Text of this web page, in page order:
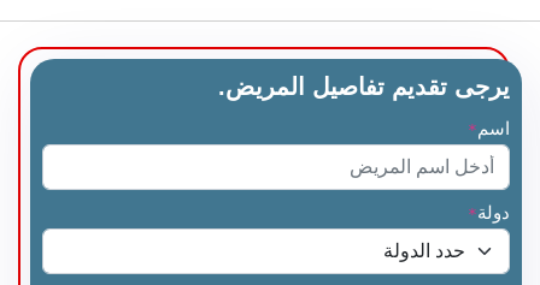
يرجى تقديم تفاصيل المريض.
اسم *
دولة*